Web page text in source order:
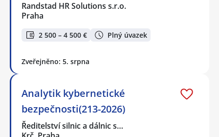
Randstad HR Solutions s.r.o.
Praha
2 500 – 4 500 € Plný úvazek
Zveřejněno: 5. srpna
Analytik kybernetické
bezpečnosti(213-2026)
Ředitelství silnic a dálnic s…